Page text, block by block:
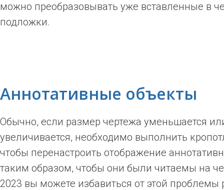
можно преобразовывать уже вставленные в
подложки.
Аннотативные объекты
Обычно, если размер чертежа уменьшается
увеличивается, необходимо выполнить
чтобы перенастроить отображение
таким образом, чтобы они были читаемы на
2023 вы можете избавиться от этой проблемы